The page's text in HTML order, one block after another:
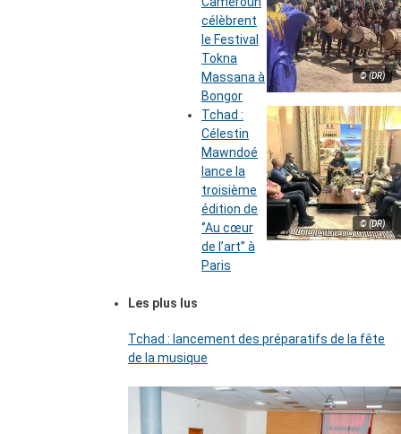
© (DR)
célèbrent
le Festival
Tokna
Massana à
Bongor
© (DR)
Tchad :
Célestin
Mawndoé
lance la
troisième
édition de
‘’Au cœur
de l’art’’ à
Paris
Les plus lus
Tchad : lancement des préparatifs de la fête
de la musique